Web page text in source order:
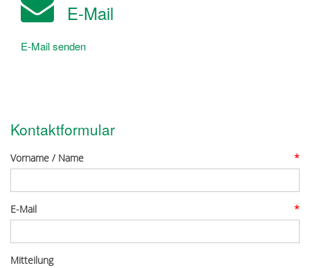
E-Mail
E-Mail senden
Kontaktformular
Vorname / Name *
E-Mail *
Mitteilung